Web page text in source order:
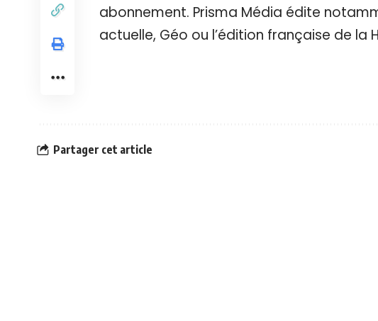
abonnement. Prisma Média édite
actuelle, Géo ou l’édition française de la
Partager cet article